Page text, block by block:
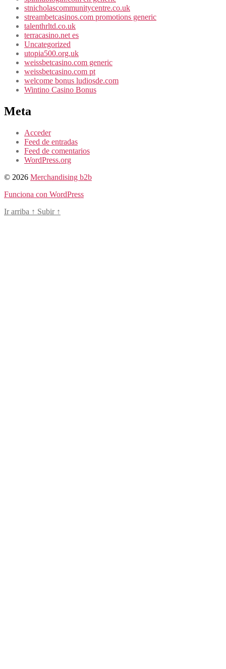
stnicholascommunitycentre.co.uk
streambetcasinos.com promotions generic
talenthrltd.co.uk
terracasino.net es
Uncategorized
utopia500.org.uk
weissbetcasino.com generic
weissbetcasino.com pt
welcome bonus ludiosde.com
Wintino Casino Bonus
Meta
Acceder
Feed de entradas
Feed de comentarios
WordPress.org
© 2026 Merchandising b2b
Funciona con WordPress
Ir arriba ↑ Subir ↑